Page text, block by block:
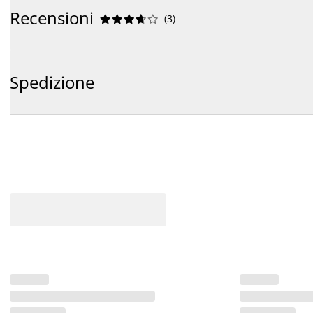
Recensioni 




 (3)
Spedizione